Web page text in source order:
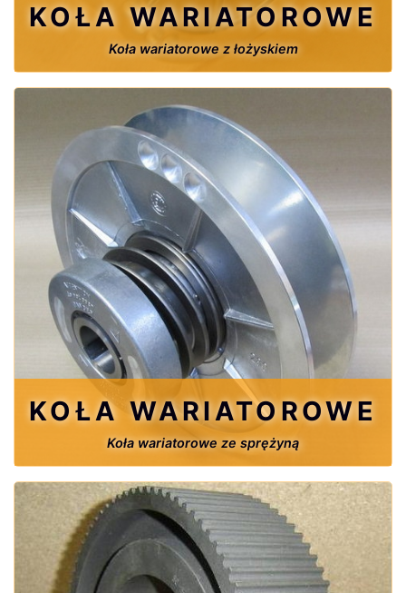
KOŁA WARIATOROWE
Koła wariatorowe z łożyskiem
KOŁA WARIATOROWE
Koła wariatorowe ze sprężyną